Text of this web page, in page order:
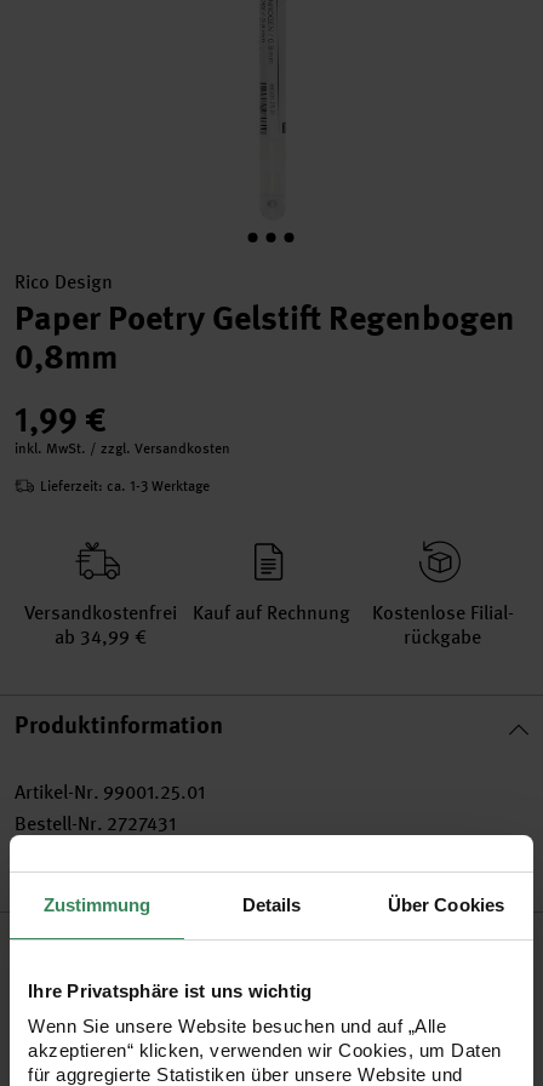
Zustimmung Details Über Cookies
Ihre Privatsphäre ist uns wichtig
Wenn Sie unsere Website besuchen und auf „Alle
akzeptieren“ klicken, verwenden wir Cookies, um Daten
für aggregierte Statistiken über unsere Website und
Rico Design
Paper Poetry Gelstift Regenbogen
0,8mm
1,99 €
inkl. MwSt. / zzgl. Versandkosten
Lieferzeit: ca. 1-3 Werktage
Versand­kosten­frei
ab 34,99 €
Kauf auf Rechnung
Kosten­lose Filial­
rückgabe
Produktinformation
Artikel-Nr. 99001.25.01
Bestell-Nr. 2727431
Produktbeschreibung
Nutzen Sie unser großes Sortiment an Gelstiften zum Malen,
Schreiben, Gestalten und Verzieren. Sie sind ideal für die
Kartengestaltung. Entdecken Sie viele tolle Farben, z.B. auch